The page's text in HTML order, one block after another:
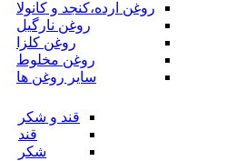
روغن ارده،کنجد و کانولا
روغن نارگیل
روغن کلزا
روغن مخلوط
سایر روغن ها
قند و شکر
قند
شکر